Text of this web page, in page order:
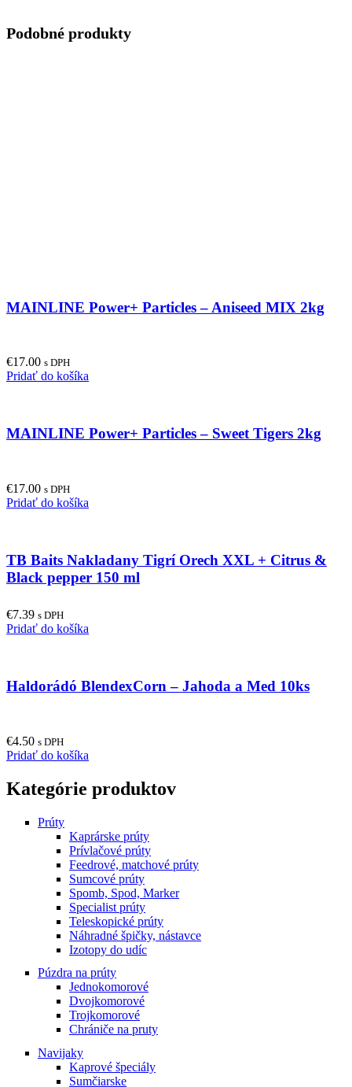
Podobné produkty
MAINLINE Power+ Particles – Aniseed MIX 2kg
€17.00 s DPH
Pridať do košíka
MAINLINE Power+ Particles – Sweet Tigers 2kg
€17.00 s DPH
Pridať do košíka
TB Baits Nakladany Tigrí Orech XXL + Citrus &
Black pepper 150 ml
€7.39 s DPH
Pridať do košíka
Haldorádó BlendexCorn – Jahoda a Med 10ks
€4.50 s DPH
Pridať do košíka
Kategórie produktov
Prúty
Kaprárske prúty
Prívlačové prúty
Feedrové, matchové prúty
Sumcové prúty
Spomb, Spod, Marker
Specialist prúty
Teleskopické prúty
Náhradné špičky, nástavce
Izotopy do udíc
Púzdra na prúty
Jednokomorové
Dvojkomorové
Trojkomorové
Chrániče na pruty
Navijaky
Kaprové špeciály
Sumčiarske